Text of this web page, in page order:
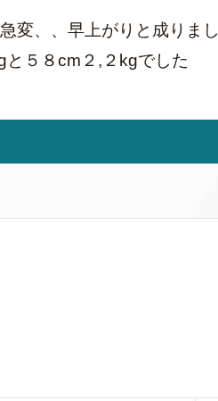
変、、早上がりと成りまし
５８cm２,２kgでした